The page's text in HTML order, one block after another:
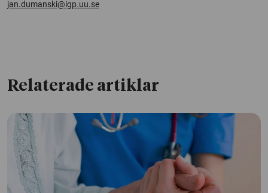
jan.dumanski@igp.uu.se
Relaterade artiklar